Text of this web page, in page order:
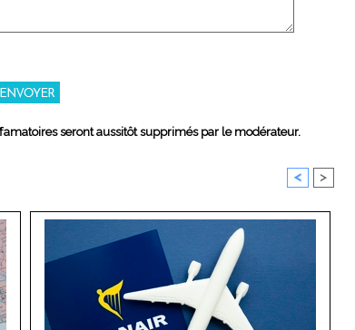
seront aussitôt supprimés par le modérateur.
< >